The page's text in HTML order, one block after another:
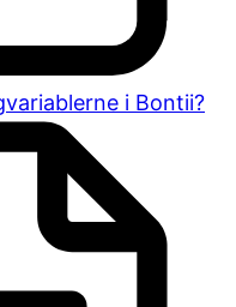
i Bontii?